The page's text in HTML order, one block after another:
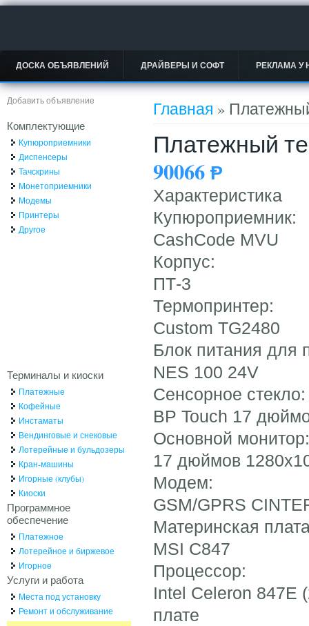
ДОСКА ОБЪЯВЛЕНИЙ ДРАЙВЕРЫ И СОФТ РЕКЛАМА У
Вы здесь
Главная »
Платежный
90066 Ᵽ
Характеристика
Купюроприемник:
CashCode MVU
Корпус:
ПТ-3
Термопринтер:
Custom TG2480
Блок питания для
NES 100 24V
Сенсорное стекло:
BP Touch 17
Основной монитор:
17 дюймов
Модем:
GSM/GPRS
Материнская
MSI C847
Процессор:
Intel Celeron 847E
плате
Добавить объявление
Комплектующие
Купюроприемники
Диспенсеры
Тачскрины
Монетоприемники
Модемы
Принтеры
Другое
Терминалы и киоски
Платежные
Кофейные
Инстаматы
Вендинговые и снековые
Лотерейные и бульдозеры
Кран-машины
Игорные (клубы)
Киоски
Программное
обеспечение
Платежное
Лотерейное и биржевое
Игорное
Услуги и работа
Места под установку
Ремонт и обслуживание